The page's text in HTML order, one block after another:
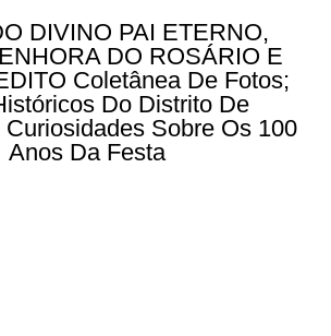
DIVINO PAI ETERNO,
DO ROSÁRIO E
Coletânea De Fotos;
Do Distrito De
Sobre Os 100
Anos Da Festa